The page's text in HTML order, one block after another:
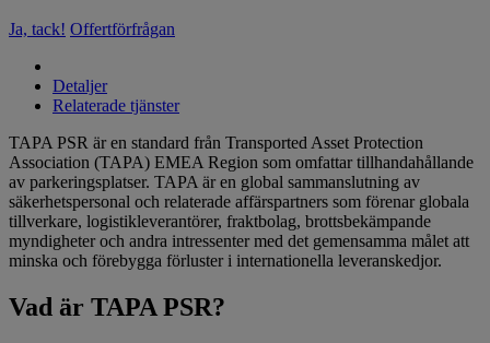
Ja, tack! Offertförfrågan
Detaljer
Relaterade tjänster
TAPA PSR är en standard från Transported Asset Protection
Association (TAPA) EMEA Region som omfattar tillhandahållande
av parkeringsplatser. TAPA är en global sammanslutning av
säkerhetspersonal och relaterade affärspartners som förenar globala
tillverkare, logistikleverantörer, fraktbolag, brottsbekämpande
myndigheter och andra intressenter med det gemensamma målet att
minska och förebygga förluster i internationella leveranskedjor.
Vad är TAPA PSR?